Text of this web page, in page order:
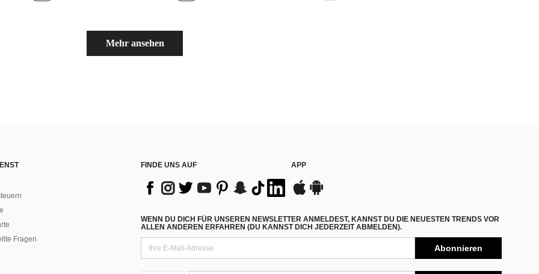
Mehr ansehen
Fragen
FINDE UNS AUF APP
WENN DU DICH FÜR UNSEREN NEWSLETTER ANMELDEST, KANNST DU DIE NEUESTEN TRENDS VOR
ALLEN ANDEREN ERFAHREN (DU KANNST DICH JEDERZEIT ABMELDEN).
Abonnieren